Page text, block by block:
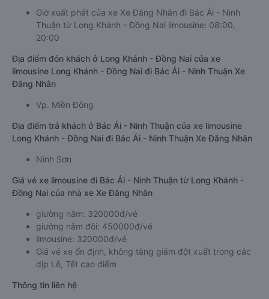
Giờ xuất phát của xe Xe Đăng Nhân đi Bác Ái - Ninh
Thuận từ Long Khánh - Đồng Nai limousine: 08:00,
20:00
Địa điểm đón khách ở Long Khánh - Đồng Nai của xe
limousine Long Khánh - Đồng Nai đi Bác Ái - Ninh Thuận Xe
Đăng Nhân
Vp. Miền Đông
Địa điểm trả khách ở Bác Ái - Ninh Thuận của xe limousine
Long Khánh - Đồng Nai đi Bác Ái - Ninh Thuận Xe Đăng Nhân
Ninh Sơn
Giá vé xe limousine đi Bác Ái - Ninh Thuận từ Long Khánh -
Đồng Nai của nhà xe Xe Đăng Nhân
giường nằm: 320000đ/vé
giường nằm đôi: 450000đ/vé
limousine: 320000đ/vé
Giá vé xe ổn định, không tăng giảm đột xuất trong các
dịp Lễ, Tết cao điểm
Thông tin liên hệ